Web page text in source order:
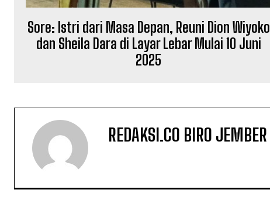
Sore: Istri dari Masa Depan, Reuni Dion Wiyoko
dan Sheila Dara di Layar Lebar Mulai 10 Juni
2025
REDAKSI.CO BIRO JEMBER